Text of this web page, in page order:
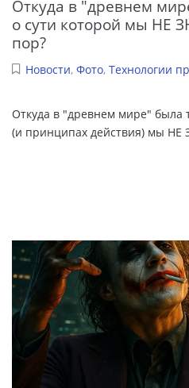
Откуда в "древнем
о сути которой мы НЕ
пор?
Новости, Фото, Технологии
Откуда в "древнем мире" была
(и принципах действия) мы НЕ